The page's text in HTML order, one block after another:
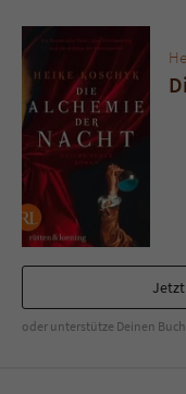
oder unterstütze Deinen